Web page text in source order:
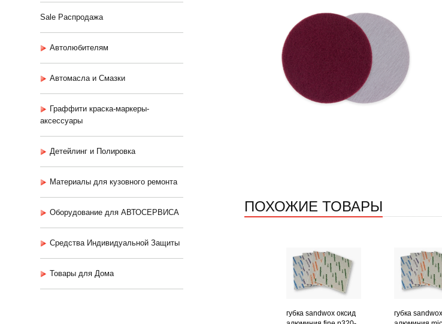
Sale Распродажа
Автолюбителям
Автомасла и Смазки
Граффити краска-маркеры-
аксессуары
Детейлинг и Полировка
Материалы для кузовного ремонта
Оборудование для АВТОСЕРВИСА
Средства Индивидуальной Защиты
Товары для Дома
ПОХОЖИЕ ТОВАРЫ
губка sandwox оксид
губка